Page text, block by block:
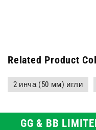
Related Product
2 инча (50 мм) игли
GG & BB